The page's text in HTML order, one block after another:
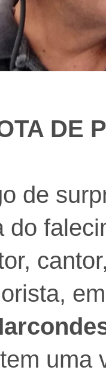
DE
de
do
uma